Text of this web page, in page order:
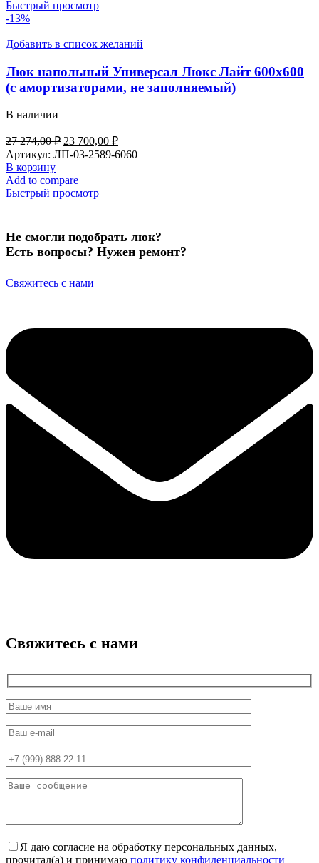
Быстрый просмотр
-13%
Добавить в список желаний
Люк напольный Универсал Люкс Лайт 600х600
(с амортизаторами, не заполняемый)
В наличии
27 274,00₽ 23 700,00 ₽
Артикул: ЛП-03-2589-6060
В корзину
Add to compare
Быстрый просмотр
Не смогли подобрать люк?
Есть вопросы? Нужен ремонт?
Свяжитесь с нами
Свяжитесь с нами
Я даю согласие на обработку персональных данных,
прочитал(а) и принимаю политику конфиденциальности